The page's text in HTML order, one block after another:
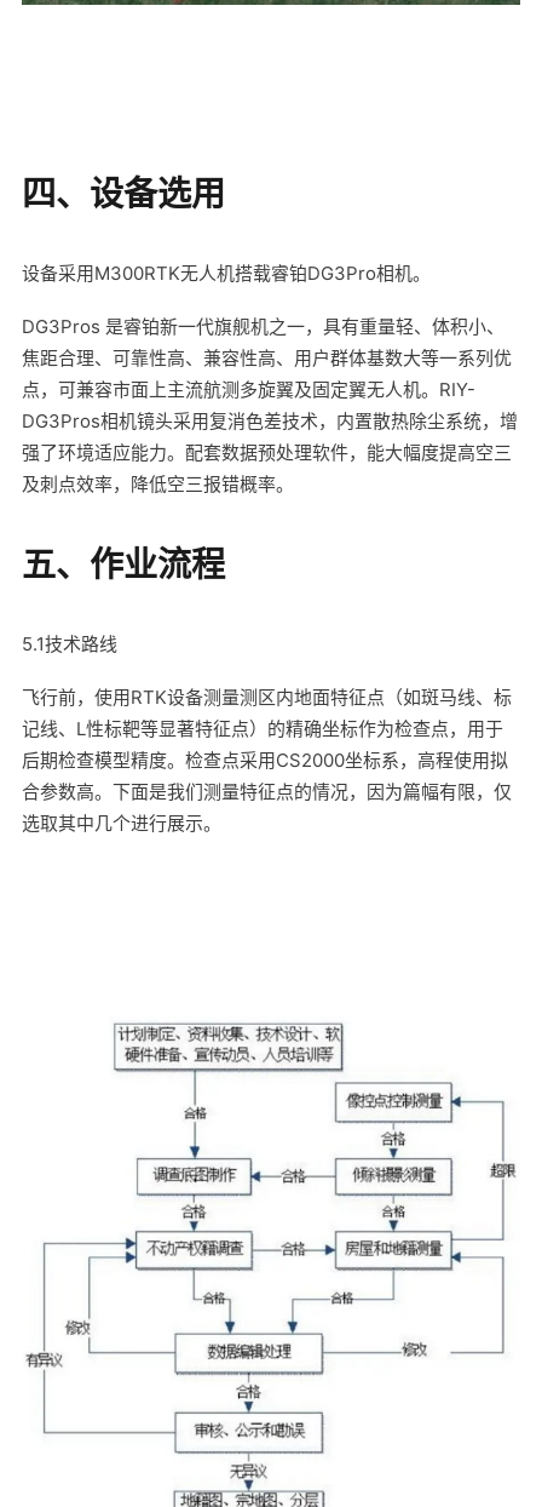
四、设备选用
设备采用M300RTK无人机搭载睿铂DG3Pro相机。
DG3Pros 是睿铂新一代旗舰机之一，具有重量轻、体积小、
焦距合理、可靠性高、兼容性高、用户群体基数大等一系列优
点，可兼容市面上主流航测多旋翼及固定翼无人机。RIY-
DG3Pros相机镜头采用复消色差技术，内置散热除尘系统，增
强了环境适应能力。配套数据预处理软件，能大幅度提高空三
及刺点效率，降低空三报错概率。
五、作业流程
5.1技术路线
飞行前，使用RTK设备测量测区内地面特征点（如斑马线、标
记线、L性标靶等显著特征点）的精确坐标作为检查点，用于
后期检查模型精度。检查点采用CS2000坐标系，高程使用拟
合参数高。下面是我们测量特征点的情况，因为篇幅有限，仅
选取其中几个进行展示。